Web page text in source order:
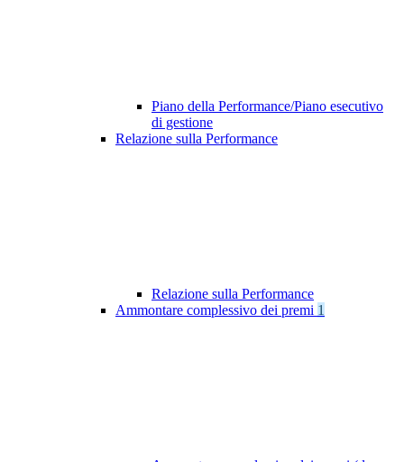
Piano della Performance/Piano esecutivo
di gestione
Relazione sulla Performance
Relazione sulla Performance
Ammontare complessivo dei premi 1